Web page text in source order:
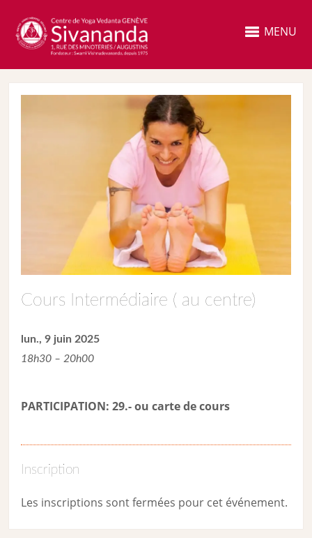
MENU
Cours Intermédiaire ( au centre)
lun., 9 juin 2025
18h30 – 20h00
PARTICIPATION: 29.- ou carte de cours
Inscription
Les inscriptions sont fermées pour cet événement.